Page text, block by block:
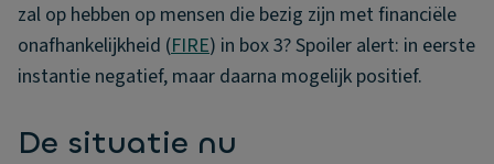
zal op hebben op mensen die bezig zijn met financiële
onafhankelijkheid (FIRE) in box 3? Spoiler alert: in eerste
instantie negatief, maar daarna mogelijk positief.
De situatie nu